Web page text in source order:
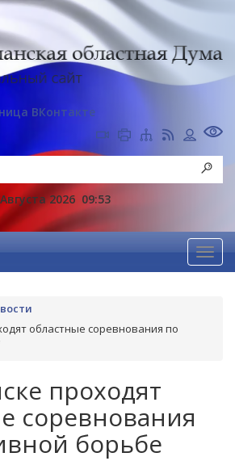
ВКонтакте
2026 09:53
областные соревнования по
проходят
соревнования
борьбе